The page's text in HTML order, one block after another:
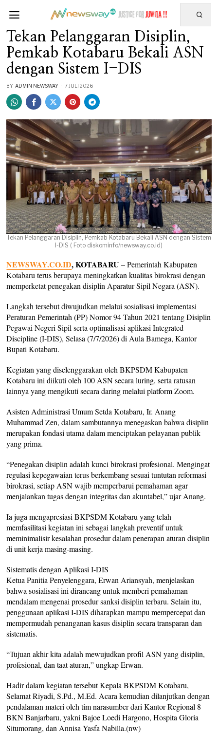
Tekan Pelanggaran Disiplin,
Pemkab Kotabaru Bekali ASN
dengan Sistem I-DIS
BY ADMIN NEWSWAY 7 JULI 2026
Tekan Pelanggaran Disiplin, Pemkab Kotabaru Bekali ASN dengan Sistem
I-DIS ( Foto diskominfo/newsway.co.id)
NEWSWAY.CO.ID, KOTABARU– Pemerintah Kabupaten
Kotabaru terus berupaya meningkatkan kualitas birokrasi dengan
memperketat penegakan disiplin Aparatur Sipil Negara (ASN).
Langkah tersebut diwujudkan melalui sosialisasi implementasi
Peraturan Pemerintah (PP) Nomor 94 Tahun 2021 tentang Disiplin
Pegawai Negeri Sipil serta optimalisasi aplikasi Integrated
Discipline (I-DIS), Selasa (7/7/2026) di Aula Bamega, Kantor
Bupati Kotabaru.
Kegiatan yang diselenggarakan oleh BKPSDM Kabupaten
Kotabaru ini diikuti oleh 100 ASN secara luring, serta ratusan
lainnya yang mengikuti secara daring melalui platform Zoom.
Asisten Administrasi Umum Setda Kotabaru, Ir. Anang
Muhammad Zen, dalam sambutannya menegaskan bahwa disiplin
merupakan fondasi utama dalam menciptakan pelayanan publik
yang prima.
“Penegakan disiplin adalah kunci birokrasi profesional. Mengingat
regulasi kepegawaian terus berkembang sesuai tuntutan reformasi
birokrasi, setiap ASN wajib memperbarui pemahaman agar
menjalankan tugas dengan integritas dan akuntabel,” ujar Anang.
Ia juga mengapresiasi BKPSDM Kotabaru yang telah
memfasilitasi kegiatan ini sebagai langkah preventif untuk
meminimalisir kesalahan prosedur dalam penerapan aturan disiplin
di unit kerja masing-masing.
Sistematis dengan Aplikasi I-DIS
Ketua Panitia Penyelenggara, Erwan Ariansyah, menjelaskan
bahwa sosialisasi ini dirancang untuk memberi pemahaman
mendalam mengenai prosedur sanksi disiplin terbaru. Selain itu,
penggunaan aplikasi I-DIS diharapkan mampu mempercepat dan
mempermudah penanganan kasus disiplin secara transparan dan
sistematis.
“Tujuan akhir kita adalah mewujudkan profil ASN yang disiplin,
profesional, dan taat aturan,” ungkap Erwan.
Hadir dalam kegiatan tersebut Kepala BKPSDM Kotabaru,
Selamat Riyadi, S.Pd., M.Ed. Acara kemudian dilanjutkan dengan
pendalaman materi oleh tim narasumber dari Kantor Regional 8
BKN Banjarbaru, yakni Bajoe Loedi Hargono, Hospita Gloria
Situmorang, dan Annisa Yasfa Nabilla.(nw)